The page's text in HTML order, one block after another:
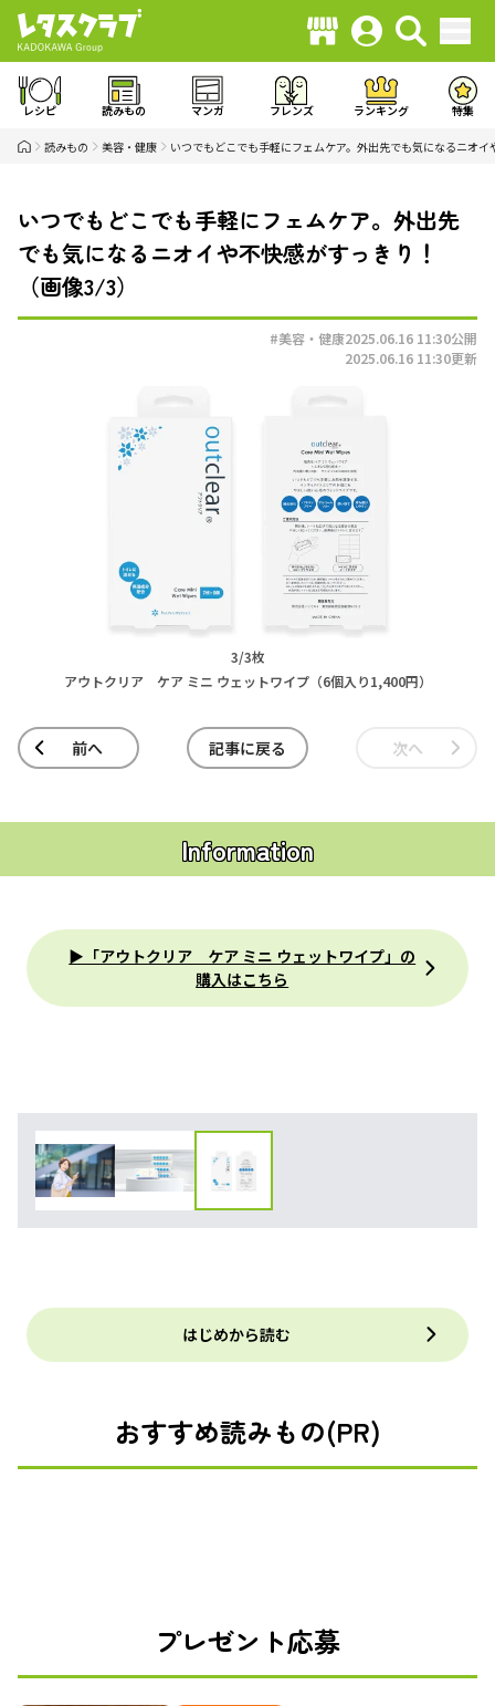
レシピ 読みもの マンガ フレンズ ランキング 特集
読みもの 美容・健康 いつでもどこでも手軽にフェムケア。外出先でも気になるニオイ
いつでもどこでも手軽にフェムケア。外出先
でも気になるニオイや不快感がすっきり！
（画像3/3）
#美容・健康2025.06.16 11:30公開
2025.06.16 11:30更新
3/3枚
アウトクリア ケア ミニ ウェットワイプ（6個入り1,400円）
前へ 記事に戻る 次へ
Information
▶「アウトクリア ケア ミニ ウェットワイプ」の
購入はこちら
はじめから読む
おすすめ読みもの(PR)
プレゼント応募